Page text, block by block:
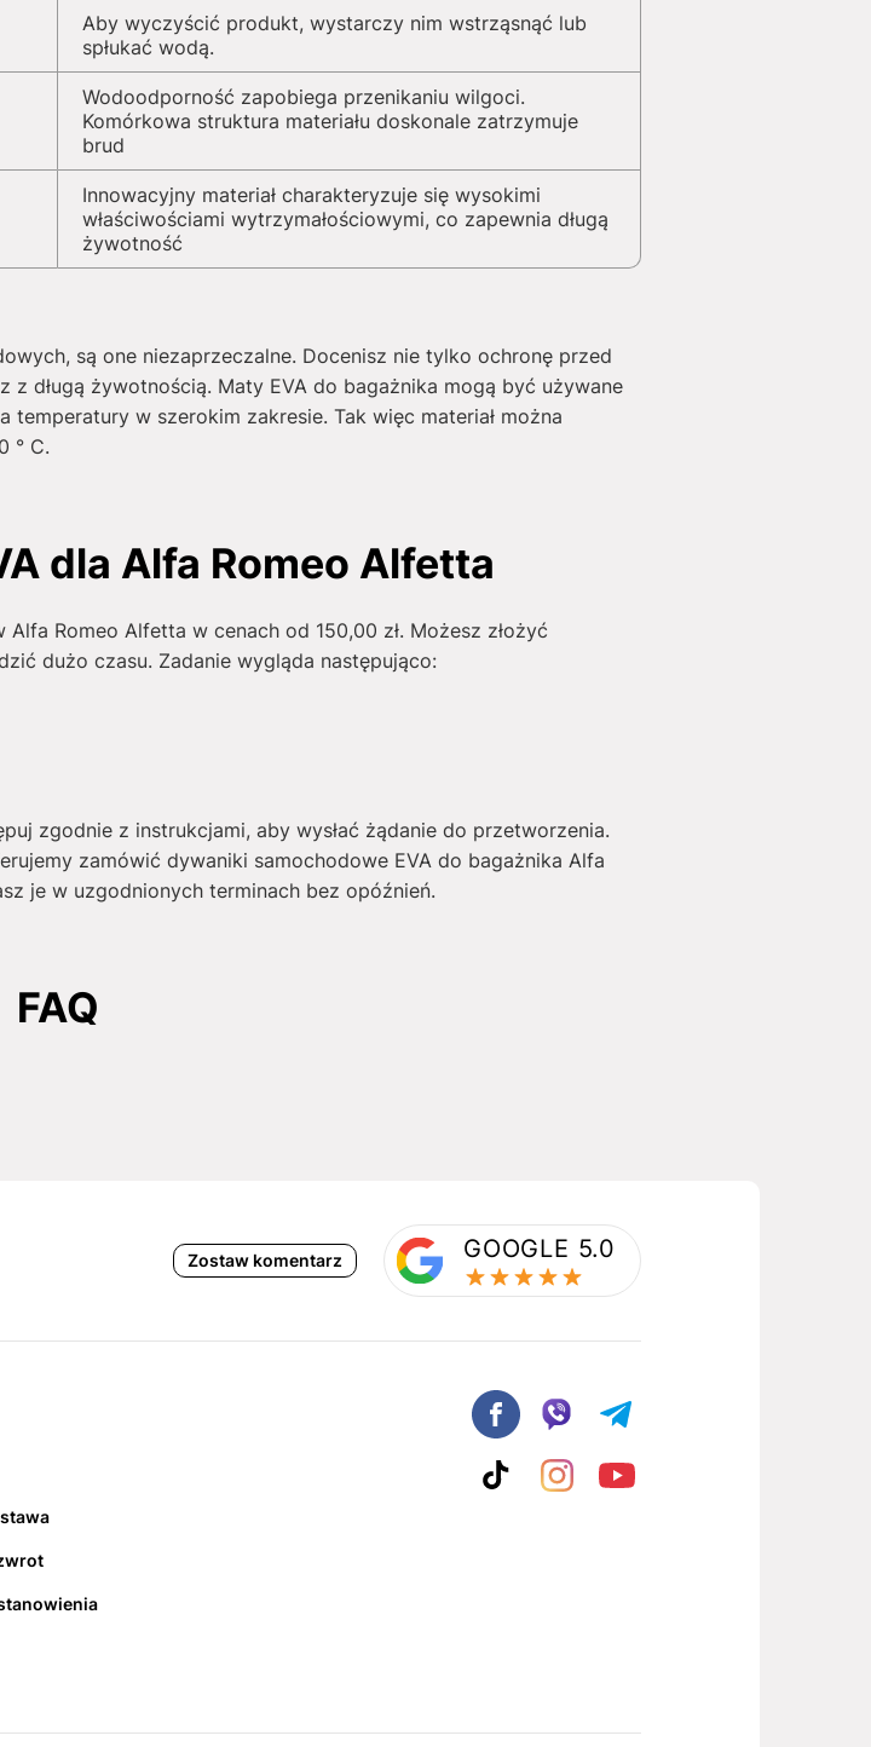
Aby wyczyścić produkt, wystarczy nim wstrząsnąć lub
spłukać wodą.
Wodoodporność zapobiega przenikaniu wilgoci.
Komórkowa struktura materiału doskonale zatrzymuje
brud
Innowacyjny materiał charakteryzuje się wysokimi
właściwościami wytrzymałościowymi, co zapewnia długą
żywotność
są one niezaprzeczalne. Docenisz nie tylko ochronę przed
długą żywotnością. Maty EVA do bagażnika mogą być używane
w szerokim zakresie. Tak więc materiał można
° C.
dla Alfa Romeo Alfetta
Alfa Romeo Alfetta w cenach od 150,00 zł. Możesz złożyć
dużo czasu. Zadanie wygląda następująco:
zgodnie z instrukcjami, aby wysłać żądanie do przetworzenia.
zamówić dywaniki samochodowe EVA do bagażnika Alfa
je w uzgodnionych terminach bez opóźnień.
FAQ
Zostaw komentarz GOOGLE 5.0